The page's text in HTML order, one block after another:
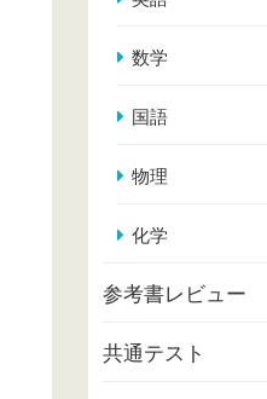
数学
国語
物理
化学
参考書レビュー
共通テスト